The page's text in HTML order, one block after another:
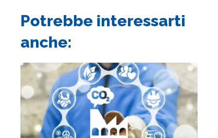
Potrebbe interessarti
anche: